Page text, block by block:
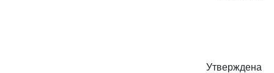
Утверждена